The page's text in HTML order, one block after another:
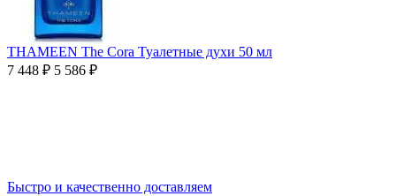
THAMEEN The Cora Туалетные духи 50 мл
7 448 ₽ 5 586 ₽
Быстро и качественно доставляем